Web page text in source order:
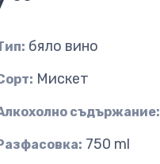
бяло вино
Мискет
съдържание:
750 ml